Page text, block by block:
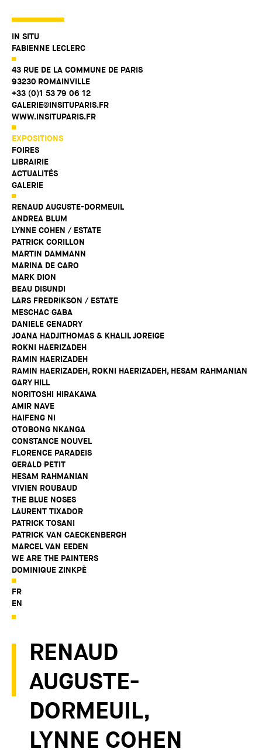
IN SITU
FABIENNE LECLERC
43 RUE DE LA COMMUNE DE PARIS
93230 ROMAINVILLE
+33 (0)1 53 79 06 12
GALERIE@INSITUPARIS.FR
WWW.INSITUPARIS.FR
EXPOSITIONS
FOIRES
LIBRAIRIE
ACTUALITÉS
GALERIE
RENAUD AUGUSTE-DORMEUIL
ANDREA BLUM
LYNNE COHEN / ESTATE
PATRICK CORILLON
MARTIN DAMMANN
MARINA DE CARO
MARK DION
BEAU DISUNDI
LARS FREDRIKSON / ESTATE
MESCHAC GABA
DANIELE GENADRY
JOANA HADJITHOMAS & KHALIL JOREIGE
ROKNI HAERIZADEH
RAMIN HAERIZADEH
RAMIN HAERIZADEH, ROKNI HAERIZADEH, HESAM RAHMANIAN
GARY HILL
NORITOSHI HIRAKAWA
AMIR NAVE
HAIFENG NI
OTOBONG NKANGA
CONSTANCE NOUVEL
FLORENCE PARADEIS
GERALD PETIT
HESAM RAHMANIAN
VIVIEN ROUBAUD
THE BLUE NOSES
LAURENT TIXADOR
PATRICK TOSANI
PATRICK VAN CAECKENBERGH
MARCEL VAN EEDEN
WE ARE THE PAINTERS
DOMINIQUE ZINKPÈ
FR
EN
RENAUD
AUGUSTE-
DORMEUIL,
LYNNE COHEN